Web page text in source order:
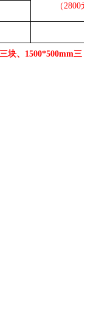
（2800元
块、1500*500mm三